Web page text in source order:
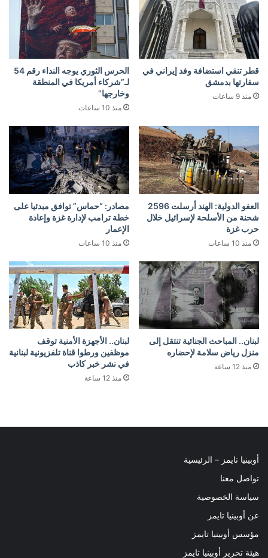
قطر تنفي استضافة وفد إيراني في
سفارتها بدمشق
منذ 9 ساعات
الحرس الثوري يوجه النداء رقم 54
لـ”شركاء أمريكا في المنطقة
وخارجها”
منذ 10 ساعات
العفو الدولية: الهند أرسلت 2596
شحنة من الأسلحة لإسرائيل خلال
حرب غزة
منذ 10 ساعات
مصادر: “حماس” توافق مبدئيا على
خطة ترامب لإدارة غزة وإعادة
الإعمار
منذ 10 ساعات
لبنان.. المباحث الجنائية تنتقل إلى
منزل رياض سلامة لإحضاره
منذ 12 ساعة
لبنان.. الأجهزة الأمنية توقف
موظفين ورطوا قناة تلفزيونية لبنانية
في نشر خبر كاذب
منذ 12 ساعة
أوبينيا تايمز – الرئيسية
تواصل معنا
سياسة الخصوصية
عن أوبينيا تايمز
مؤسس أوبينيا تايمز
هيئة تحرير أوبينيا تايمز